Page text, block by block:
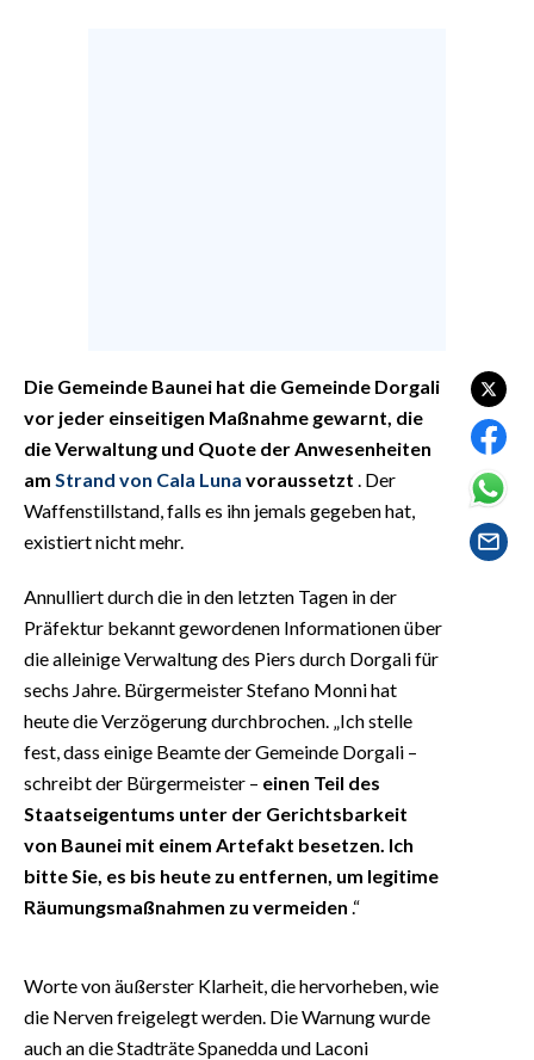
FOTO
VIDEO
ABBONATI
SPIAGGE
STORE
Die Gemeinde Baunei hat die Gemeinde Dorgali
vor jeder einseitigen Maßnahme gewarnt, die
die Verwaltung und Quote der Anwesenheiten
am Strand von Cala Luna voraussetzt . Der
Waffenstillstand, falls es ihn jemals gegeben hat,
existiert nicht mehr.
Annulliert durch die in den letzten Tagen in der
Präfektur bekannt gewordenen Informationen über
die alleinige Verwaltung des Piers durch Dorgali für
sechs Jahre. Bürgermeister Stefano Monni hat
heute die Verzögerung durchbrochen. „Ich stelle
fest, dass einige Beamte der Gemeinde Dorgali –
schreibt der Bürgermeister – einen Teil des
Staatseigentums unter der Gerichtsbarkeit
von Baunei mit einem Artefakt besetzen. Ich
bitte Sie, es bis heute zu entfernen, um legitime
Räumungsmaßnahmen zu vermeiden .“
Worte von äußerster Klarheit, die hervorheben, wie
die Nerven freigelegt werden. Die Warnung wurde
auch an die Stadträte Spanedda und Laconi